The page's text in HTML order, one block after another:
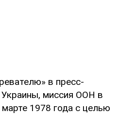
в пресс-
миссия ООН в
1978 года с целью